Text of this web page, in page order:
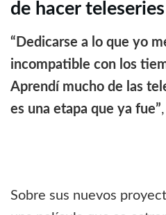
de hacer teleseries
“Dedicarse a lo que yo
incompatible con los
Aprendí mucho de las
es una etapa que ya fue”
Sobre sus nuevos